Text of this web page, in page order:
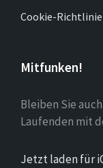
Cookie-Richtlinie
Mitfunken!
Bleiben Sie
Laufenden mit
Jetzt laden für